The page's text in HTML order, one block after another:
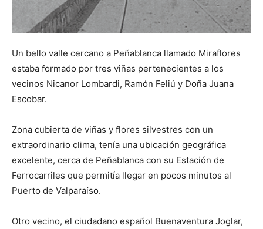
Un bello valle cercano a Peñablanca llamado Miraflores
estaba formado por tres viñas pertenecientes a los
vecinos Nicanor Lombardi, Ramón Feliú y Doña Juana
Escobar.
Zona cubierta de viñas y flores silvestres con un
extraordinario clima, tenía una ubicación geográfica
excelente, cerca de Peñablanca con su Estación de
Ferrocarriles que permitía llegar en pocos minutos al
Puerto de Valparaíso.
Otro vecino, el ciudadano español Buenaventura Joglar,